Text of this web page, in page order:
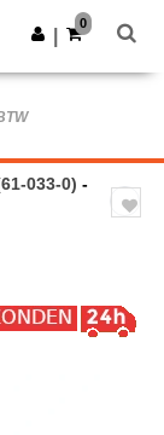
Download app
0
033-0) -